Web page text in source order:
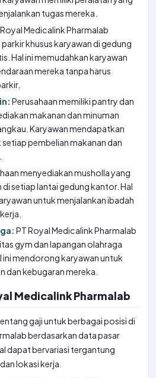
tugas mereka.
Medicalink Pharmalab
khusus karyawan di gedung
Hal ini memudahkan karyawan
mereka tanpa harus
Perusahaan memiliki pantry dan
makanan dan minuman
Karyawan mendapatkan
pembelian makanan dan
menyediakan musholla yang
di setiap lantai gedung kantor. Hal
untuk menjalankan ibadah
PT Royal Medicalink Pharmalab
gym dan lapangan olahraga
ini mendorong karyawan untuk
dan kebugaran mereka.
Medicalink Pharmalab
gaji untuk berbagai posisi di
berdasarkan data pasar
dapat bervariasi tergantung
lokasi kerja.